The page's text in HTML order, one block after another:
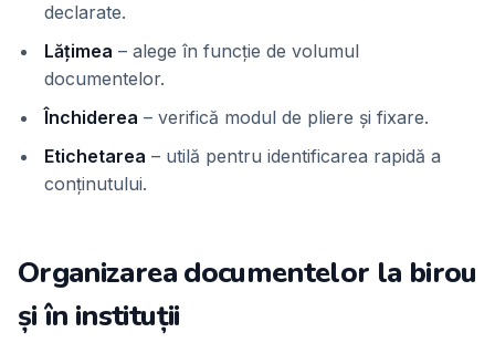
declarate.
Lățimea – alege în funcție de volumul
documentelor.
Închiderea – verifică modul de pliere și fixare.
Etichetarea – utilă pentru identificarea rapidă a
conținutului.
Organizarea documentelor la birou
și în instituții